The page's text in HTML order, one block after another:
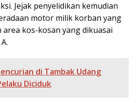
Jejak penyelidikan kemudian
motor milik korban yang
kos-kosan yang dikuasai
di Tambak Udang
Diciduk